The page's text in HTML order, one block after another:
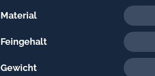
Material
Feingehalt
Gewicht